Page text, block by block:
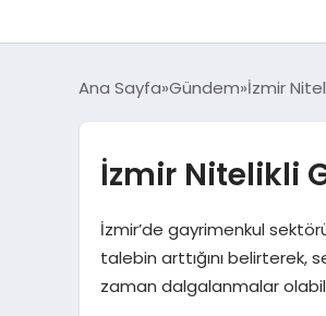
Ana Sayfa Gündem İzmir
İzmir Nitelikli
İzmir’de gayrimenkul
talebin arttığını
zaman dalgalanmalar